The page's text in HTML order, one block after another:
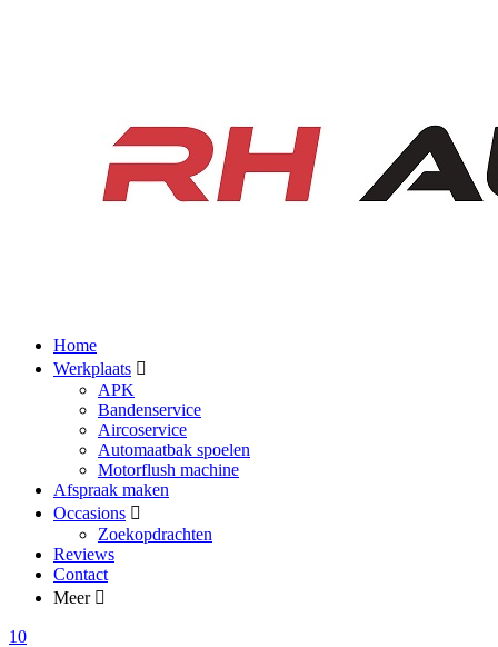
Home
Werkplaats
APK
Bandenservice
Aircoservice
Automaatbak spoelen
Motorflush machine
Afspraak maken
Occasions
Zoekopdrachten
Reviews
Contact
Meer
10